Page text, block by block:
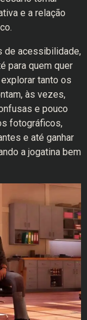
e a relação
de acessibilidade,
para quem quer
tanto os
às vezes,
e pouco
fotográficos,
e até ganhar
a jogatina bem